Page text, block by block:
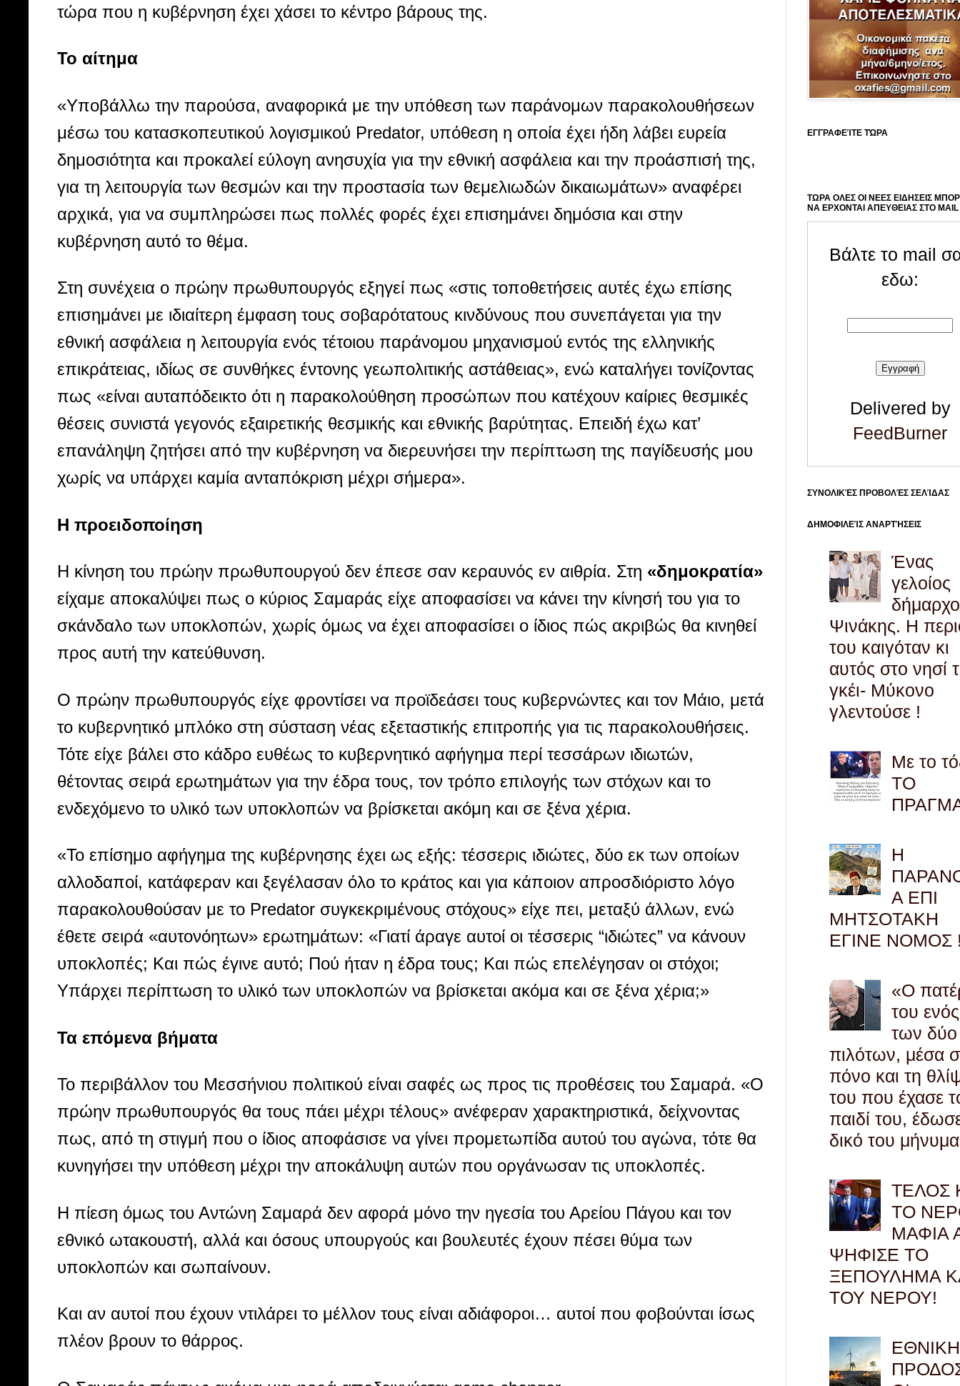
τώρα που η κυβέρνηση έχει χάσει το κέντρο βάρους της.
Το αίτημα
«Υποβάλλω την παρούσα, αναφορικά με την υπόθεση των παράνομων παρακολουθήσεων
μέσω του κατασκοπευτικού λογισμικού Predator, υπόθεση η οποία έχει ήδη λάβει ευρεία
δημοσιότητα και προκαλεί εύλογη ανησυχία για την εθνική ασφάλεια και την προάσπισή της,
για τη λειτουργία των θεσμών και την προστασία των θεμελιωδών δικαιωμάτων» αναφέρει
αρχικά, για να συμπληρώσει πως πολλές φορές έχει επισημάνει δημόσια και στην
κυβέρνηση αυτό το θέμα.
Στη συνέχεια ο πρώην πρωθυπουργός εξηγεί πως «στις τοποθετήσεις αυτές έχω επίσης
επισημάνει με ιδιαίτερη έμφαση τους σοβαρότατους κινδύνους που συνεπάγεται για την
εθνική ασφάλεια η λειτουργία ενός τέτοιου παράνομου μηχανισμού εντός της ελληνικής
επικράτειας, ιδίως σε συνθήκες έντονης γεωπολιτικής αστάθειας», ενώ καταλήγει τονίζοντας
πως «είναι αυταπόδεικτο ότι η παρακολούθηση προσώπων που κατέχουν καίριες θεσμικές
θέσεις συνιστά γεγονός εξαιρετικής θεσμικής και εθνικής βαρύτητας. Επειδή έχω κατ’
επανάληψη ζητήσει από την κυβέρνηση να διερευνήσει την περίπτωση της παγίδευσής μου
χωρίς να υπάρχει καμία ανταπόκριση μέχρι σήμερα».
Η προειδοποίηση
Η κίνηση του πρώην πρωθυπουργού δεν έπεσε σαν κεραυνός εν αιθρία. Στη «δημοκρατία»
είχαμε αποκαλύψει πως o κύριος Σαμαράς είχε αποφασίσει να κάνει την κίνησή του για το
σκάνδαλο των υποκλοπών, χωρίς όμως να έχει αποφασίσει ο ίδιος πώς ακριβώς θα κινηθεί
προς αυτή την κατεύθυνση.
Ο πρώην πρωθυπουργός είχε φροντίσει να προϊδεάσει τους κυβερνώντες και τον Μάιο, μετά
το κυβερνητικό μπλόκο στη σύσταση νέας εξεταστικής επιτροπής για τις παρακολουθήσεις.
Τότε είχε βάλει στο κάδρο ευθέως το κυβερνητικό αφήγημα περί τεσσάρων ιδιωτών,
θέτοντας σειρά ερωτημάτων για την έδρα τους, τον τρόπο επιλογής των στόχων και το
ενδεχόμενο το υλικό των υποκλοπών να βρίσκεται ακόμη και σε ξένα χέρια.
«Το επίσημο αφήγημα της κυβέρνησης έχει ως εξής: τέσσερις ιδιώτες, δύο εκ των οποίων
αλλοδαποί, κατάφεραν και ξεγέλασαν όλο το κράτος και για κάποιον απροσδιόριστο λόγο
παρακολουθούσαν με το Predator συγκεκριμένους στόχους» είχε πει, μεταξύ άλλων, ενώ
έθετε σειρά «αυτονόητων» ερωτημάτων: «Γιατί άραγε αυτοί οι τέσσερις “ιδιώτες” να κάνουν
υποκλοπές; Και πώς έγινε αυτό; Πού ήταν η έδρα τους; Και πώς επελέγησαν οι στόχοι;
Υπάρχει περίπτωση το υλικό των υποκλοπών να βρίσκεται ακόμα και σε ξένα χέρια;»
Τα επόμενα βήματα
Το περιβάλλον του Μεσσήνιου πολιτικού είναι σαφές ως προς τις προθέσεις του Σαμαρά. «Ο
πρώην πρωθυπουργός θα τους πάει μέχρι τέλους» ανέφεραν χαρακτηριστικά, δείχνοντας
πως, από τη στιγμή που ο ίδιος αποφάσισε να γίνει προμετωπίδα αυτού του αγώνα, τότε θα
κυνηγήσει την υπόθεση μέχρι την αποκάλυψη αυτών που οργάνωσαν τις υποκλοπές.
Η πίεση όμως του Αντώνη Σαμαρά δεν αφορά μόνο την ηγεσία του Αρείου Πάγου και τον
εθνικό ωτακουστή, αλλά και όσους υπουργούς και βουλευτές έχουν πέσει θύμα των
υποκλοπών και σωπαίνουν.
Και αν αυτοί που έχουν ντιλάρει το μέλλον τους είναι αδιάφοροι… αυτοί που φοβούνται ίσως
πλέον βρουν το θάρρος.
ΕΓΓΡΑΦΕΊΤΕ ΤΏΡΑ
ΤΩΡΑ ΟΛΕΣ ΟΙ ΝΕΕΣ ΕΙΔΗΣΕΙΣ
ΝΑ ΕΡΧΟΝΤΑΙ ΑΠΕΥΘΕΙΑΣ ΣΤΟ
Βάλτε το mail
εδω:
Delivered by
FeedBurner
ΣΥΝΟΛΙΚΈΣ ΠΡΟΒΟΛΈΣ ΣΕΛΊΔΑΣ
ΔΗΜΟΦΙΛΕΊΣ ΑΝΑΡΤΉΣΕΙΣ
Ένας
γελοίος
Ψινάκης. Η
του καιγόταν κι
αυτός στο νησί
γκέι- Μύκονο
γλεντούσε !
Με το
ΤΟ
Η
Α ΕΠΙ
ΜΗΤΣΟΤΑΚΗ
ΕΓΙΝΕ ΝΟΜΟΣ
«Ο
του
των δύο
πιλότων, μέσα
πόνο και τη
του που έχασε
παιδί του,
δικό του μήνυμα
ΤΕΛΟΣ
ΤΟ
ΜΑΦΙΑ
ΨΗΦΙΣΕ ΤΟ
ΞΕΠΟΥΛΗΜΑ
ΤΟΥ ΝΕΡΟΥ!
ΕΘΝΙΚΗ